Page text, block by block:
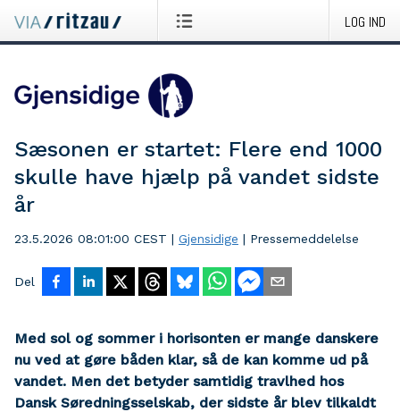
LOG IND
Sæsonen er startet: Flere end 1000
skulle have hjælp på vandet sidste
år
23.5.2026 08:01:00 CEST | Gjensidige | Pressemeddelelse
Del
Med sol og sommer i horisonten er mange danskere
nu ved at gøre båden klar, så de kan komme ud på
vandet. Men det betyder samtidig travlhed hos
Dansk Søredningsselskab, der sidste år blev tilkaldt